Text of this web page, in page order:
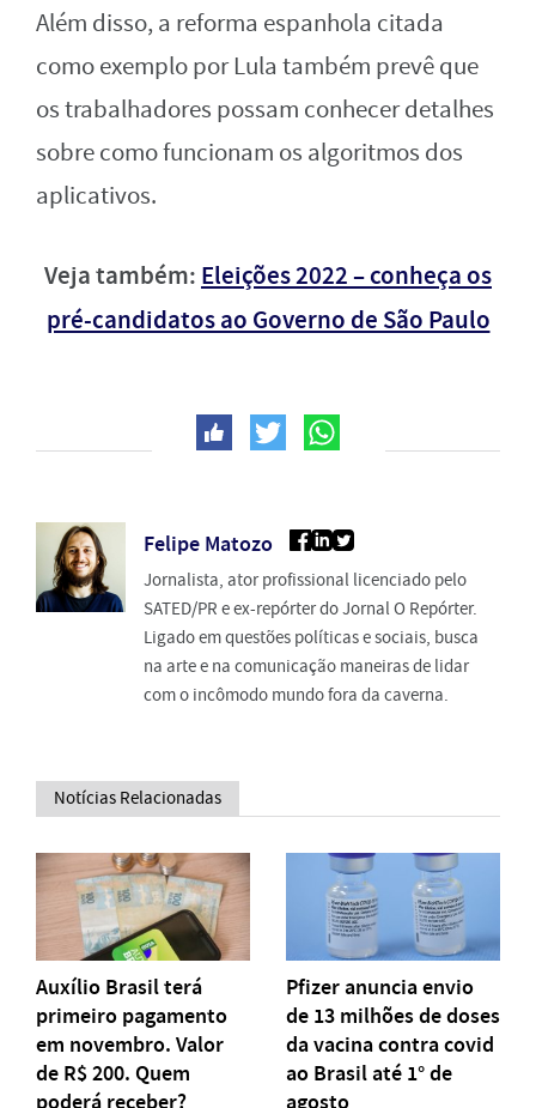
Além disso, a reforma espanhola citada
como exemplo por Lula também prevê que
os trabalhadores possam conhecer detalhes
sobre como funcionam os algoritmos dos
aplicativos.
Veja também: Eleições 2022 – conheça os
pré-candidatos ao Governo de São Paulo
Felipe Matozo
Jornalista, ator profissional licenciado pelo
SATED/PR e ex-repórter do Jornal O Repórter.
Ligado em questões políticas e sociais, busca
na arte e na comunicação maneiras de lidar
com o incômodo mundo fora da caverna.
Notícias Relacionadas
Auxílio Brasil terá
primeiro pagamento
em novembro. Valor
de R$ 200. Quem
poderá receber?
Pfizer anuncia envio
de 13 milhões de doses
da vacina contra covid
ao Brasil até 1° de
agosto